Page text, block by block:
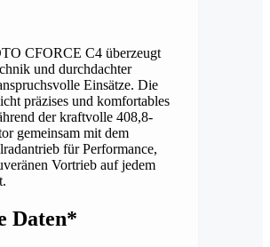
CFORCE C4 überzeugt
und durchdachter
Einsätze. Die
präzises und komfortables
der kraftvolle 408,8-
gemeinsam mit dem
für Performance,
Vortrieb auf jedem
Daten*